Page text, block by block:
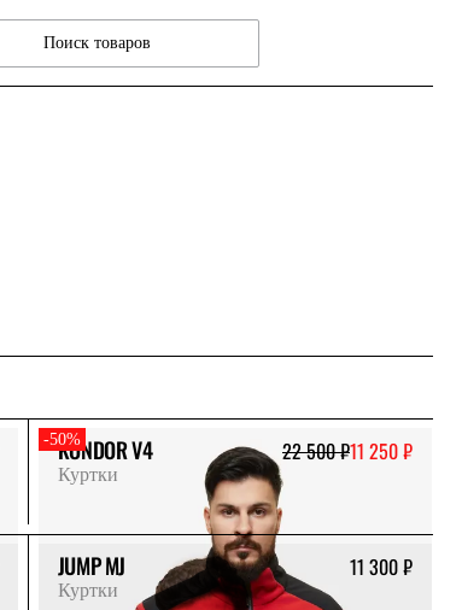
-50%
KONDOR V4
Куртки
22 500 ₽11 250 ₽
JUMP MJ
Куртки
11 300 ₽